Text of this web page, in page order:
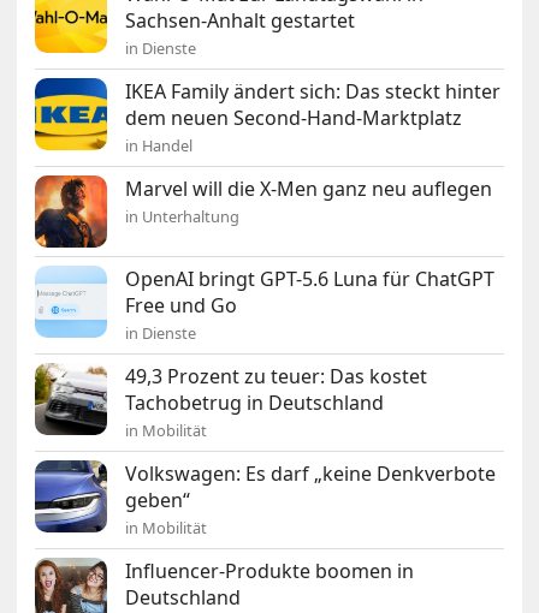
Sachsen-Anhalt gestartet
in Dienste
IKEA Family ändert sich: Das steckt hinter
dem neuen Second-Hand-Marktplatz
in Handel
Marvel will die X-Men ganz neu auflegen
in Unterhaltung
OpenAI bringt GPT-5.6 Luna für ChatGPT
Free und Go
in Dienste
49,3 Prozent zu teuer: Das kostet
Tachobetrug in Deutschland
in Mobilität
Volkswagen: Es darf „keine Denkverbote
geben“
in Mobilität
Influencer-Produkte boomen in
Deutschland